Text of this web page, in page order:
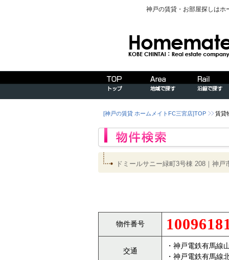
神戸の賃貸・お部屋探しはホ
[神戸の賃貸 ホームメイトFC三宮店]TOP 賃貸
ドミールサニー緑町3号棟 208｜神
物件番号
交通
・神戸電鉄有馬線
・神戸電鉄有馬線